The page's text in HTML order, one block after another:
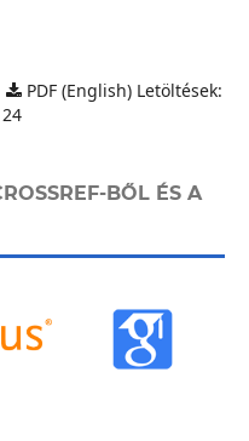
PDF (English) Letöltések:
BŐL ÉS A